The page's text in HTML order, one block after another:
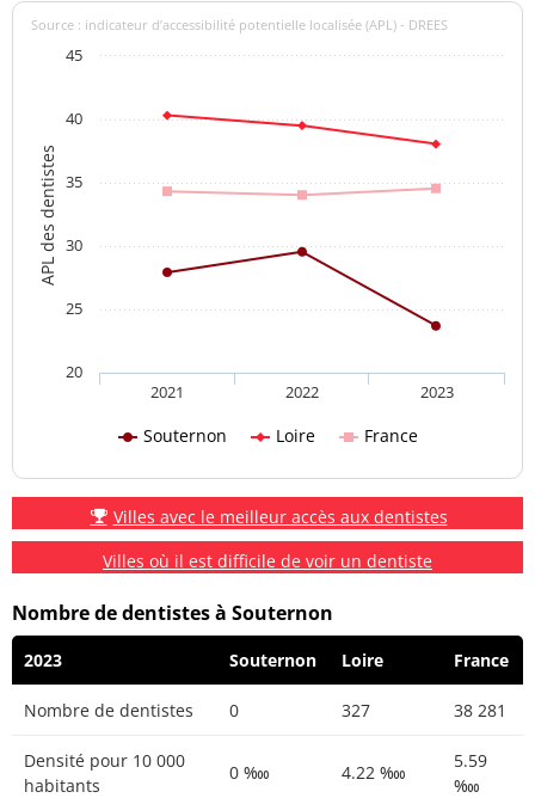
APL des dentistes
Source : indicateur d’accessibilité potentielle localisée (APL) - DREES
Souternon Loire France
2021 2022 2023
20
25
30
35
40
45
Villes avec le meilleur accès aux dentistes
Villes où il est difficile de voir un dentiste
Nombre de dentistes à Souternon
2023 Souternon Loire France
Nombre de dentistes 0 327 38 281
Densité pour 10 000
habitants
0 ‱ 4.22 ‱
5.59
‱